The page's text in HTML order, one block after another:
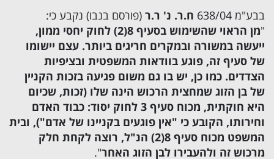
בבע"מ 638/04
ח.ר. נ' ר.ר (פורסם בנבו) נקבע כי:
"
מן הראוי שהשימוש בסעיף 8(2) לחוק יחסי ממון,
ייעשה במשורה ובמקרים חריגים ביותר. עצם יישומו
של סעיף זה, פוגע בוודאות המשפטית ובציפיות
הצדדים. כמו כן, יש בו גם משום פגיעה בזכות הקניין
של בן הזוג שמחצית הרכוש הינה שלו (זכות, שכיום
היא חוקתית, מכוח סעיף 3 לחוק יסוד: כבוד האדם
וחירותו, הקובע כי "אין פוגעים בקניינו של אדם"), ובית
המשפט מכוח סעיף 8(2) הנ"ל, רוצה לקחת חלק
מרכוש זה ולהעבירו לבן הזוג האחר".